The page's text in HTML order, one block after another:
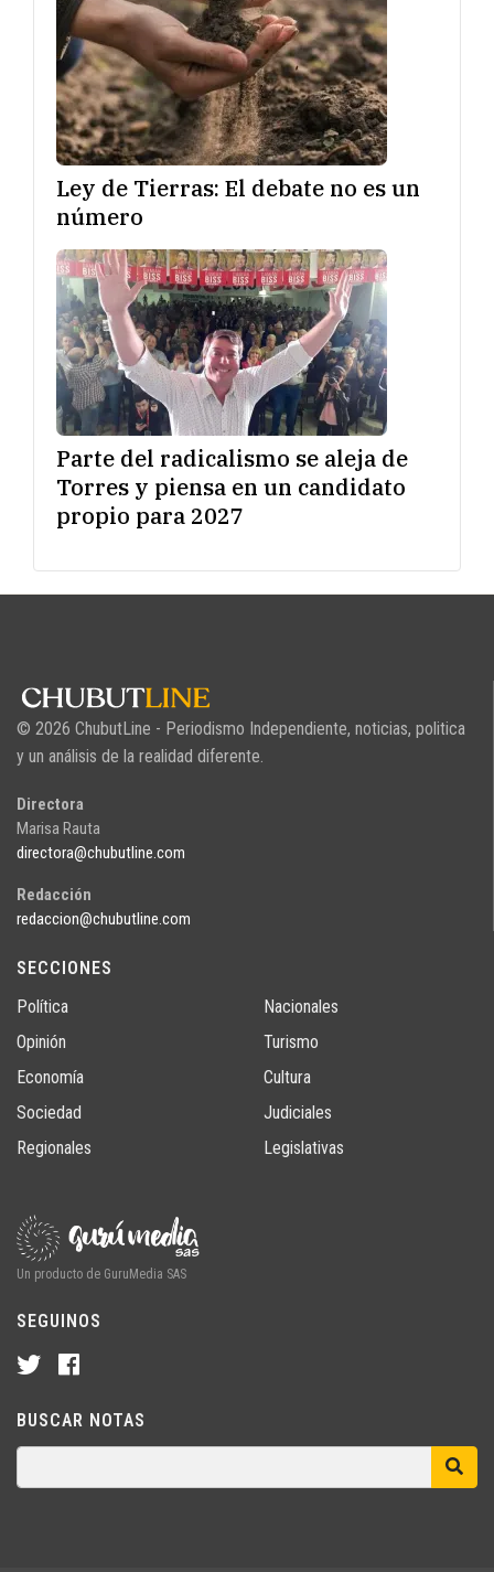
Ley de Tierras: El debate no es un
número
Parte del radicalismo se aleja de
Torres y piensa en un candidato
propio para 2027
© 2026 ChubutLine - Periodismo Independiente, noticias, politica
y un análisis de la realidad diferente.
Directora
Marisa Rauta
directora@chubutline.com
Redacción
redaccion@chubutline.com
SECCIONES
Política
Opinión
Economía
Sociedad
Regionales
Nacionales
Turismo
Cultura
Judiciales
Legislativas
Un producto de GuruMedia SAS
SEGUINOS
BUSCAR NOTAS